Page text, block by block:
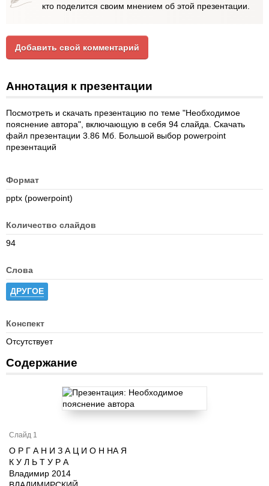
кто поделится своим мнением об этой презентации.
Добавить свой комментарий
Аннотация к презентации
Посмотреть и скачать презентацию по теме "Необходимое
пояснение автора", включающую в себя 94 слайда. Скачать
файл презентации 3.86 Мб. Большой выбор powerpoint
презентаций
Формат
pptx (powerpoint)
Количество слайдов
94
Слова
ДРУГОЕ
Конспект
Отсутствует
Содержание
Слайд 1
О Р Г А Н И З А Ц И О Н НА Я
К У Л Ь Т У Р А
Владимир 2014